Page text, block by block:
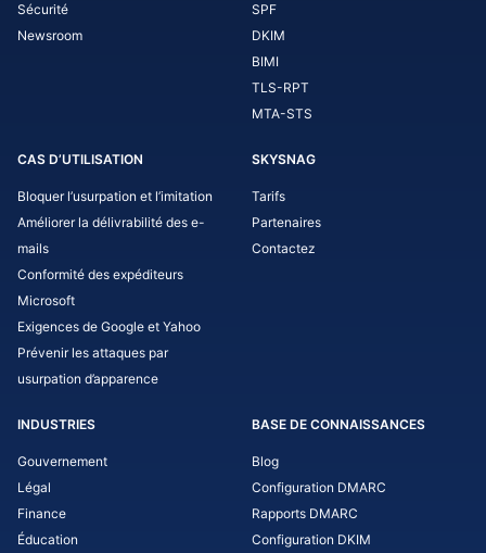
Sécurité
Newsroom
SPF
DKIM
BIMI
TLS-RPT
MTA-STS
CAS D’UTILISATION
Bloquer l’usurpation et l’imitation
Améliorer la délivrabilité des e-
mails
Conformité des expéditeurs
Microsoft
Exigences de Google et Yahoo
Prévenir les attaques par
usurpation d’apparence
SKYSNAG
Tarifs
Partenaires
Contactez
INDUSTRIES
Gouvernement
Légal
Finance
Éducation
BASE DE CONNAISSANCES
Blog
Configuration DMARC
Rapports DMARC
Configuration DKIM